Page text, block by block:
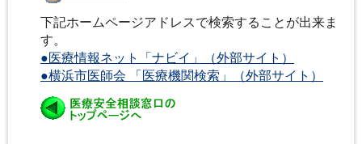
下記ホームページアドレスで検索することが出来ま
す。
●医療情報ネット「ナビイ」（外部サイト）
●横浜市医師会 「医療機関検索」（外部サイト）